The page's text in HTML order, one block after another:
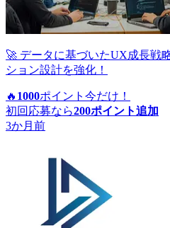
🚀 データに基づいたUX成長戦
ション設計を強化！
🔥 1000ポイント 今だけ！
初回応募なら200ポイント追加
3か月前